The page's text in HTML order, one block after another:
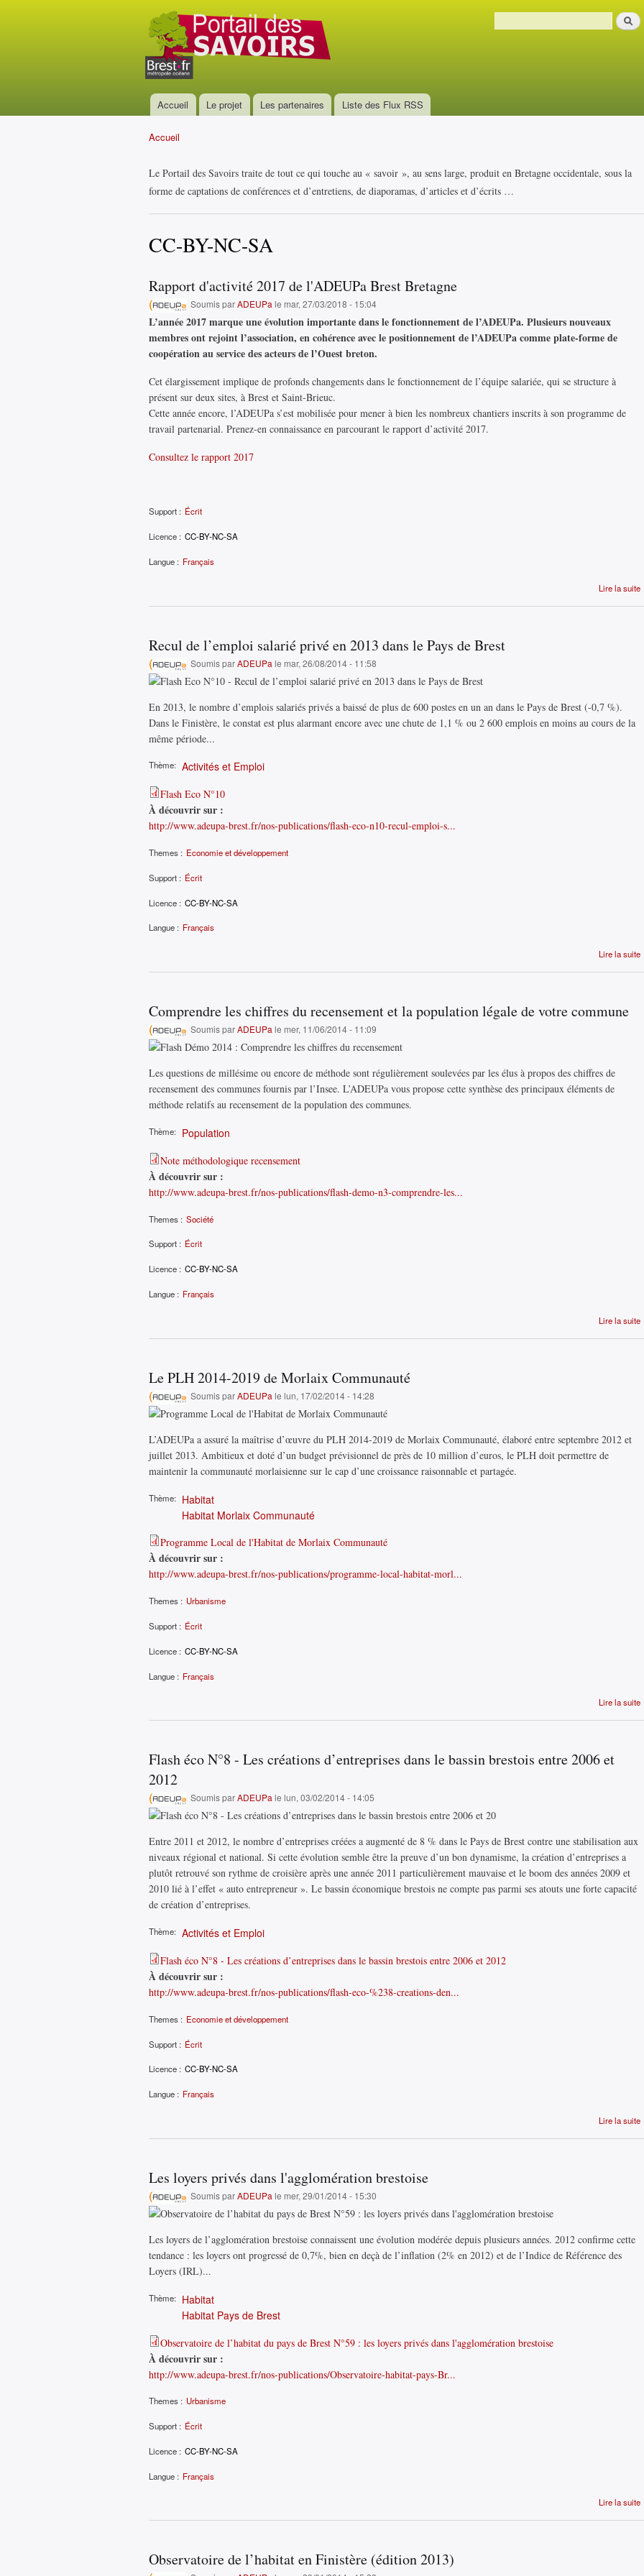
Portail
des
savoirs
Formulaire de recherche
Menu principal
Accueil Le projet Les partenaires Liste des Flux RSS
Accueil
Le Portail des Savoirs traite de tout ce qui touche au « savoir », au sens large, produit en Bretagne occidentale, sous la
forme de captations de conférences et d’entretiens, de diaporamas, d’articles et d’écrits …
CC-BY-NC-SA
Rapport d'activité 2017 de l'ADEUPa Brest Bretagne
Soumis parADEUPa le mar, 27/03/2018 - 15:04
L’année 2017 marque une évolution importante dans le fonctionnement de l’ADEUPa. Plusieurs nouveaux
membres ont rejoint l’association, en cohérence avec le positionnement de l’ADEUPa comme plate-forme de
coopération au service des acteurs de l’Ouest breton.
Cet élargissement implique de profonds changements dans le fonctionnement de l’équipe salariée, qui se structure à
présent sur deux sites, à Brest et Saint-Brieuc.
Cette année encore, l’ADEUPa s’est mobilisée pour mener à bien les nombreux chantiers inscrits à son programme de
travail partenarial. Prenez-en connaissance en parcourant le rapport d’activité 2017.
Consultez le rapport 2017
Support : Écrit
Licence : CC-BY-NC-SA
Langue : Français
Lire la suite
Recul de l’emploi salarié privé en 2013 dans le Pays de Brest
Soumis parADEUPa le mar, 26/08/2014 - 11:58
En 2013, le nombre d’emplois salariés privés a baissé de plus de 600 postes en un an dans le Pays de Brest (-0,7 %).
Dans le Finistère, le constat est plus alarmant encore avec une chute de 1,1 % ou 2 600 emplois en moins au cours de la
même période...
Thème: Activités et Emploi
Flash Eco N°10
À découvrir sur :
http://www.adeupa-brest.fr/nos-publications/flash-eco-n10-recul-emploi-s...
Themes : Economie et développement
Support : Écrit
Licence : CC-BY-NC-SA
Langue : Français
Lire la suite
Comprendre les chiffres du recensement et la population légale de votre commune
Soumis parADEUPa le mer, 11/06/2014 - 11:09
Les questions de millésime ou encore de méthode sont régulièrement soulevées par les élus à propos des chiffres de
recensement des communes fournis par l’Insee. L’ADEUPa vous propose cette synthèse des principaux éléments de
méthode relatifs au recensement de la population des communes.
Thème: Population
Note méthodologique recensement
À découvrir sur :
http://www.adeupa-brest.fr/nos-publications/flash-demo-n3-comprendre-les...
Themes : Société
Support : Écrit
Licence : CC-BY-NC-SA
Langue : Français
Lire la suite
Le PLH 2014-2019 de Morlaix Communauté
Soumis parADEUPa le lun, 17/02/2014 - 14:28
L’ADEUPa a assuré la maîtrise d’œuvre du PLH 2014-2019 de Morlaix Communauté, élaboré entre septembre 2012 et
juillet 2013. Ambitieux et doté d’un budget prévisionnel de près de 10 million d’euros, le PLH doit permettre de
maintenir la communauté morlaisienne sur le cap d’une croissance raisonnable et partagée.
Thème: Habitat
Habitat Morlaix Communauté
Programme Local de l'Habitat de Morlaix Communauté
À découvrir sur :
http://www.adeupa-brest.fr/nos-publications/programme-local-habitat-morl...
Themes : Urbanisme
Support : Écrit
Licence : CC-BY-NC-SA
Langue : Français
Lire la suite
Flash éco N°8 - Les créations d’entreprises dans le bassin brestois entre 2006 et
2012
Soumis parADEUPa le lun, 03/02/2014 - 14:05
Entre 2011 et 2012, le nombre d’entreprises créées a augmenté de 8 % dans le Pays de Brest contre une stabilisation aux
niveaux régional et national. Si cette évolution semble être la preuve d’un bon dynamisme, la création d’entreprises a
plutôt retrouvé son rythme de croisière après une année 2011 particulièrement mauvaise et le boom des années 2009 et
2010 lié à l’effet « auto entrepreneur ». Le bassin économique brestois ne compte pas parmi ses atouts une forte capacité
de création d’entreprises.
Thème: Activités et Emploi
Flash éco N°8 - Les créations d’entreprises dans le bassin brestois entre 2006 et 2012
À découvrir sur :
http://www.adeupa-brest.fr/nos-publications/flash-eco-%238-creations-den...
Themes : Economie et développement
Support : Écrit
Licence : CC-BY-NC-SA
Langue : Français
Lire la suite
Les loyers privés dans l'agglomération brestoise
Soumis parADEUPa le mer, 29/01/2014 - 15:30
Les loyers de l’agglomération brestoise connaissent une évolution modérée depuis plusieurs années. 2012 confirme cette
tendance : les loyers ont progressé de 0,7%, bien en deçà de l’inflation (2% en 2012) et de l’Indice de Référence des
Loyers (IRL)...
Thème: Habitat
Habitat Pays de Brest
Observatoire de l’habitat du pays de Brest N°59 : les loyers privés dans l'agglomération brestoise
À découvrir sur :
http://www.adeupa-brest.fr/nos-publications/Observatoire-habitat-pays-Br...
Themes : Urbanisme
Support : Écrit
Licence : CC-BY-NC-SA
Langue : Français
Lire la suite
Observatoire de l’habitat en Finistère (édition 2013)